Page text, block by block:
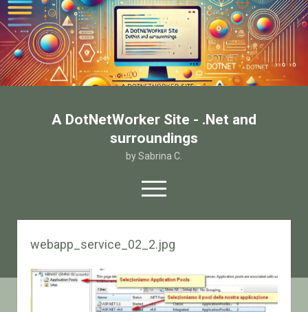
A DotNetWorker Site - .Net and
surroundings
by Sabrina C.
open
menu
twitterfacebook
email-form
Chi sono
Contatto
webapp_service_02_2.jpg